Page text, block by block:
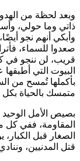
وبعد لحظة من الهدوء
ذاتي وما حولي،
وأبكي أنهم نجو
صعدوا للسماء،
قريب، لن ننجو في
البيوت التي
بأكملها تُمسح من
متمسك بالحياة بكل
بصيص الأمل
المقاومة، ففي كل
الصغار قبل الكبار،
قتل المدنيين،